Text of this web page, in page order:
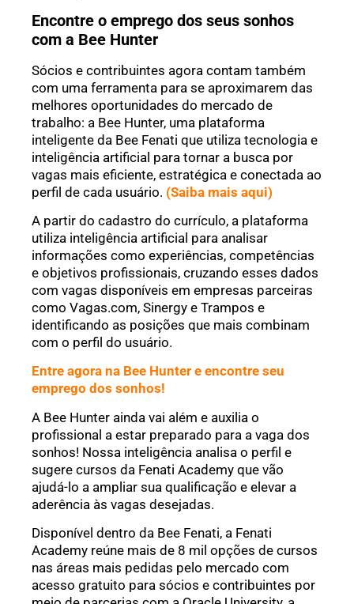
Encontre o emprego dos seus sonhos
com a Bee Hunter
Sócios e contribuintes agora contam também
com uma ferramenta para se aproximarem das
melhores oportunidades do mercado de
trabalho: a Bee Hunter, uma plataforma
inteligente da Bee Fenati que utiliza tecnologia e
inteligência artificial para tornar a busca por
vagas mais eficiente, estratégica e conectada ao
perfil de cada usuário. (Saiba mais aqui)
A partir do cadastro do currículo, a plataforma
utiliza inteligência artificial para analisar
informações como experiências, competências
e objetivos profissionais, cruzando esses dados
com vagas disponíveis em empresas parceiras
como Vagas.com, Sinergy e Trampos e
identificando as posições que mais combinam
com o perfil do usuário.
Entre agora na Bee Hunter e encontre seu
emprego dos sonhos!
A Bee Hunter ainda vai além e auxilia o
profissional a estar preparado para a vaga dos
sonhos! Nossa inteligência analisa o perfil e
sugere cursos da Fenati Academy que vão
ajudá-lo a ampliar sua qualificação e elevar a
aderência às vagas desejadas.
Disponível dentro da Bee Fenati, a Fenati
Academy reúne mais de 8 mil opções de cursos
nas áreas mais pedidas pelo mercado com
acesso gratuito para sócios e contribuintes por